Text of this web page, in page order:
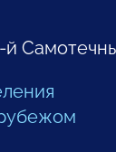
й